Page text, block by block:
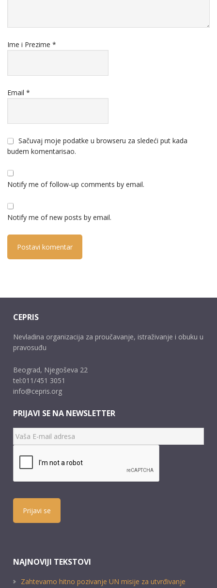
Ime i Prezime *
Email *
Sačuvaj moje podatke u browseru za sledeći put kada
budem komentarisao.
Notify me of follow-up comments by email.
Notify me of new posts by email.
CEPRIS
Nevladina organizacija za proučavanje, istraživanje i obuku u
pravosuđu
Beograd, Njegoševa 22
tel:011/451 3051
info@cepris.org
PRIJAVI SE NA NEWSLETTER
Prijavi se
NAJNOVIJI TEKSTOVI
Zahtevamo hitno pozivanje UN misije za utvrđivanje